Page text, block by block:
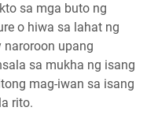
sa mga buto ng
o hiwa sa lahat ng
naroroon upang
sa mukha ng isang
mag-iwan sa isang
rito.